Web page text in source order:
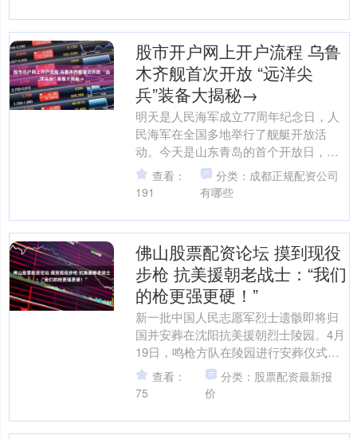
股市开户网上开户流程 乌鲁
木齐舰首次开放 “远洋尖
兵”装备大揭秘→
明天是人民海军成立77周年纪念日，人
民海军在全国多地举行了舰艇开放活
动。今天是山东青岛的首个开放日，以
丝路名城乌鲁木齐命名的海军乌鲁木齐
舰，在青岛奥帆码头首次面....
查看：
191
分类：成都正规配资公司
有哪些
佛山股票配资论坛 摸到现役
步枪 抗美援朝老战士：“我们
的枪更强更硬！”
新一批中国人民志愿军烈士遗骸即将归
国并安葬在沈阳抗美援朝烈士陵园。4月
19日，鸣枪方队在陵园进行安葬仪式鸣
枪环节演练。抗美援朝老战士何临弟、
曹振希也来到了现场。....
查看：
75
分类：股票配资最新报
价